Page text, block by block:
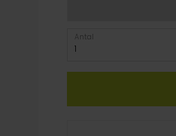
Antal